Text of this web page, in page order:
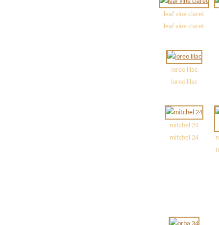
leaf vine claret
leaf vine claret
loreo lilac
loreo lilac
mitchel 24
mitchel 24